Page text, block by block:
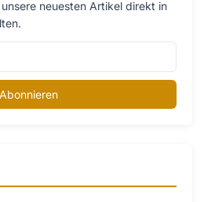
neuesten Artikel direkt in
Abonnieren